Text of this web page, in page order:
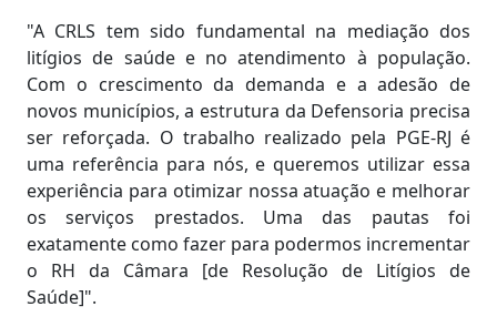
"A CRLS tem sido fundamental na mediação dos
litígios de saúde e no atendimento à população.
Com o crescimento da demanda e a adesão de
novos municípios, a estrutura da Defensoria precisa
ser reforçada. O trabalho realizado pela PGE-RJ é
uma referência para nós, e queremos utilizar essa
experiência para otimizar nossa atuação e melhorar
os serviços prestados. Uma das pautas foi
exatamente como fazer para podermos incrementar
o RH da Câmara [de Resolução de Litígios de
Saúde]".